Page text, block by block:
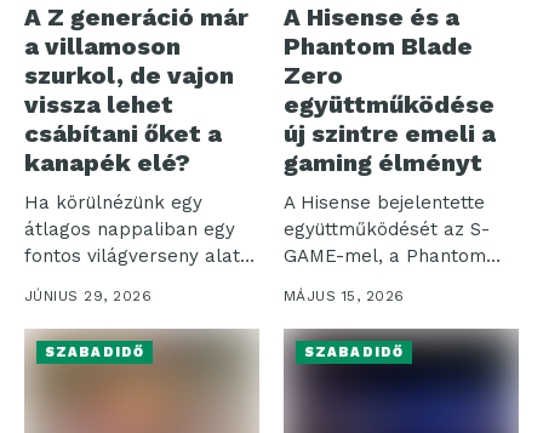
A Z generáció már
a villamoson
szurkol, de vajon
vissza lehet
csábítani őket a
kanapék elé?
Ha körülnézünk egy
átlagos nappaliban egy
fontos világverseny alatt,
a kép egyszerre...
JÚNIUS 29, 2026
A Hisense és a
Phantom Blade
Zero
együttműködése
új szintre emeli a
gaming élményt
A Hisense bejelentette
együttműködését az S-
GAME-mel, a Phantom
Blade Zero fejlesztőjével,
amelynek...
MÁJUS 15, 2026
SZABADIDŐ SZABADIDŐ